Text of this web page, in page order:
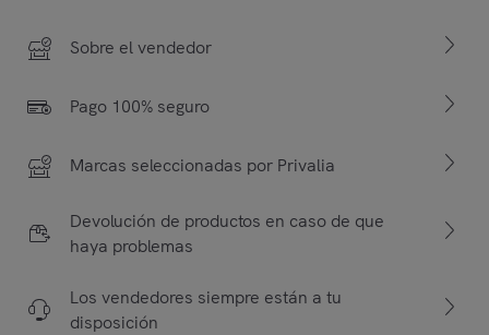
Sobre el vendedor
Pago 100% seguro
Marcas seleccionadas por Privalia
Devolución de productos en caso de que
haya problemas
Los vendedores siempre están a tu
disposición